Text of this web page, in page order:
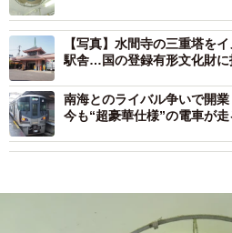
【写真】水間寺の三重塔を
駅舎…国の登録有形文化財に
南海とのライバル争いで開業
今も“超豪華仕様”の電車が